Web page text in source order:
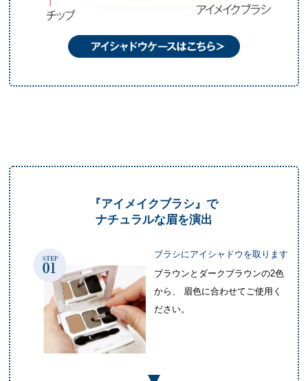
『アイメイクブラシ』で
ナチュラルな眉を演出
ブラシにアイシャドウを取ります
ブラウンとダークブラウンの2色
から、
眉色に合わせてご使用く
ださい。